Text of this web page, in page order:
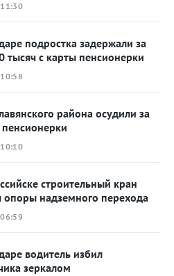
подростка задержали за
тысяч с карты пенсионерки
района осудили за
строительный кран
опоры надземного перехода
водитель избил
зеркалом